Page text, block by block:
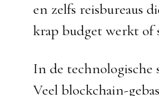
en zelfs reisbureaus
krap budget werkt of
In de technologische
Veel blockchain-